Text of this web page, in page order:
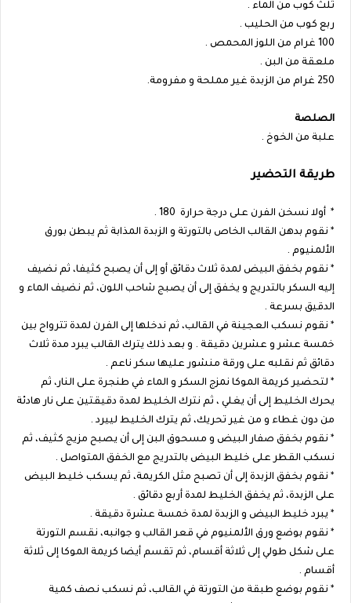
ثلث كوب من الماء .
ربع كوب من الحليب .
100 غرام من اللوز المحمص .
ملعقة من البن .
250 غرام من الزبدة غير مملحة و مفرومة.
الصلصة
علبة من الخوخ .
طريقة التحضير
* أولا نسخن الفرن على درجة حرارة 180 .
* نقوم بدهن القالب الخاص بالتورتة و الزبدة المذابة ثم يبطن بورق
الألمنيوم .
* نقوم بخفق البيض لمدة ثلاث دقائق أو إلى أن يصبح كثيفا، ثم نضيف
إليه السكر بالتدريج و يخفق إلى أن يصبج شاحب اللون، ثم نضيف الماء و
الدقيق بسرعة .
* نقوم نسكب العجينة في القالب، ثم ندخلها إلى الفرن لمدة تترواح بين
خمسة عشر و عشرين دقيقة . و بعد ذلك يترك القالب يبرد مدة ثلاث
دقائق ثم نقلبه على ورقة منشور عليها سكر ناعم .
* لتحضير كريمة الموكا نمزج السكر و الماء في طنجرة على النار، ثم
يحرك الخليط إلى أن يغلي ، ثم نترك الخليط لمدة دقيقتين على نار هادئة
من دون غطاء و من غير تحريك، ثم يترك الخليط لييرد .
* نقوم بخفق صفار البيض و مسحوق البن إلى أن يصبح مزيج كثيف، ثم
نسكب القطر على خليط البيض بالتدريج مع الخفق المتواصل .
* نقوم بخفق الزبدة إلى أن تصبح مثل الكريمة، ثم يسكب خليط البيض
على الزبدة، ثم يخفق الخليط لمدة أربع دقائق .
* يبرد خليط البيض و الزبدة لمدة خمسة عشرة دقيقة .
* نقوم بوضع ورق الألمنيوم في قعر القالب و جوانبه، نقسم التورتة
على شكل طولي إلى ثلاثة أقسام، ثم تقسم أيضا كريمة الموكا إلى ثلاثة
أقسام .
* نقوم بوضع طبقة من التورتة في القالب، ثم نسكب نصف كمية